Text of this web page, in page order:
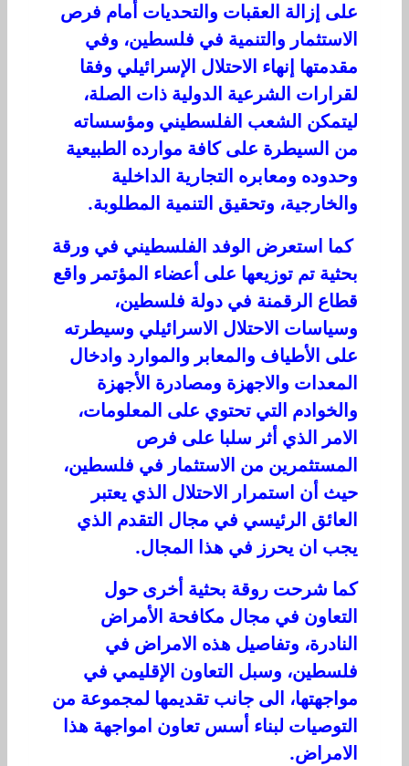
على إزالة العقبات والتحديات أمام فرص
الاستثمار والتنمية في فلسطين، وفي
مقدمتها إنهاء الاحتلال الإسرائيلي وفقا
لقرارات الشرعية الدولية ذات الصلة،
ليتمكن الشعب الفلسطيني ومؤسساته
من السيطرة على كافة موارده الطبيعية
وحدوده ومعابره التجارية الداخلية
والخارجية، وتحقيق التنمية المطلوبة.
كما استعرض الوفد الفلسطيني في ورقة
بحثية تم توزيعها على أعضاء المؤتمر واقع
قطاع الرقمنة في دولة فلسطين،
وسياسات الاحتلال الاسرائيلي وسيطرته
على الأطياف والمعابر والموارد وادخال
المعدات والاجهزة ومصادرة الأجهزة
والخوادم التي تحتوي على المعلومات،
الامر الذي أثر سلبا على فرص
المستثمرين من الاستثمار في فلسطين،
حيث أن استمرار الاحتلال الذي يعتبر
العائق الرئيسي في مجال التقدم الذي
يجب ان يحرز في هذا المجال.
كما شرحت روقة بحثية أخرى حول
التعاون في مجال مكافحة الأمراض
النادرة، وتفاصيل هذه الامراض في
فلسطين، وسبل التعاون الإقليمي في
مواجهتها، الى جانب تقديمها لمجموعة من
التوصيات لبناء أسس تعاون امواجهة هذا
الامراض.